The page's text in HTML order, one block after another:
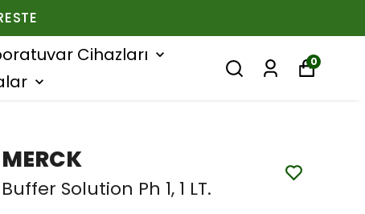
Cihazları
0
MERCK
Buffer Solution Ph 1, 1 LT.